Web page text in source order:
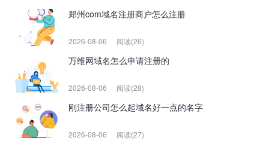
郑州com域名注册商户怎么注册
2026-08-06 阅读(26)
万维网域名怎么申请注册的
2026-08-06 阅读(28)
刚注册公司怎么起域名好一点的名字
2026-08-06 阅读(27)